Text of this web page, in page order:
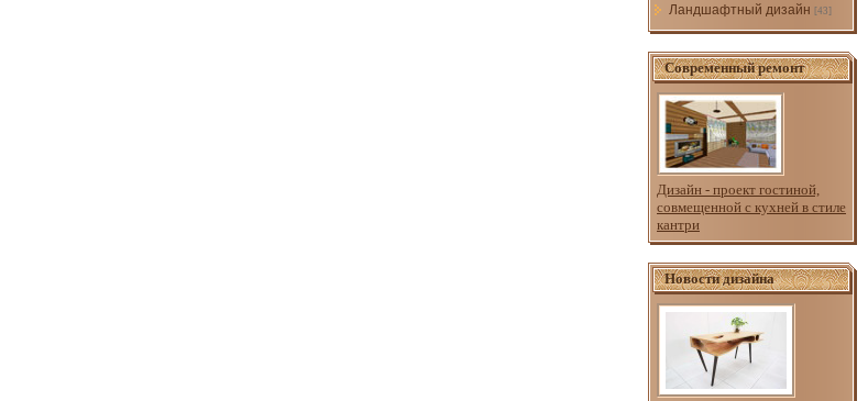
Ландшафтный дизайн [43]
Современный ремонт
Дизайн - проект гостиной,
совмещенной с кухней в стиле
кантри
Новости дизайна